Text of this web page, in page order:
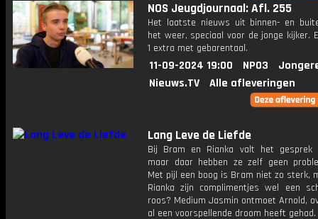
NOS Jeugdjournaal: Afl. 255
Het laatste nieuws uit binnen- en
het weer, speciaal voor de jonge kijker.
1 extra met gebarentaal.
11-09-2024 19:00 NPO3
Nieuws.TV
Alle afleveringen
Lang Leve de Liefde
Bij Bram en Rianka valt het gesprek
maar daar hebben ze zelf geen
Met pijl een boog is Bram niet zo sterk,
Rianka zijn complimentjes wel een
roos? Medium Jasmin ontmoet Arnold,
al een voorspellende droom heeft gehad.